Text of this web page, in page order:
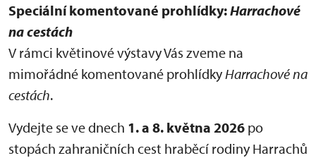
Speciální komentované prohlídky:Harrachové
na cestách
V rámci květinové výstavy Vás zveme na
mimořádné komentované prohlídky Harrachové na
cestách.
Vydejte se ve dnech 1. a 8. května 2026 po
stopách zahraničních cest hraběcí rodiny Harrachů